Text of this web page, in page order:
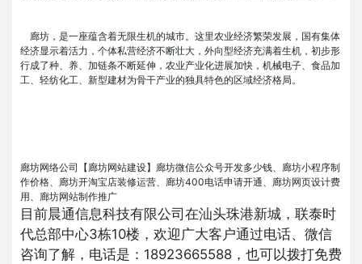
廊坊，是一座蕴含着无限生机的城市。这里农业经济繁荣发展，国有集体
经济显示着活力，个体私营经济不断壮大，外向型经济充满着生机，初步形
行成了种、养、加链条不断延伸，农业产业化进展加快，机械电子、食品加
工、轻纺化工、新型建材为骨干产业的独具特色的区域经济格局。
廊坊网络公司【廊坊网站建设】廊坊微信公众号开发多少钱、廊坊小程序制
作价格、廊坊开淘宝店装修运营、廊坊400电话申请开通、廊坊网页设计费
用、廊坊网站制作推广
目前晨通信息科技有限公司在汕头珠港新城，联泰时
代总部中心3栋10楼，欢迎广大客户通过电话、微信
咨询了解，电话是：18923665588，也可以拨打免费